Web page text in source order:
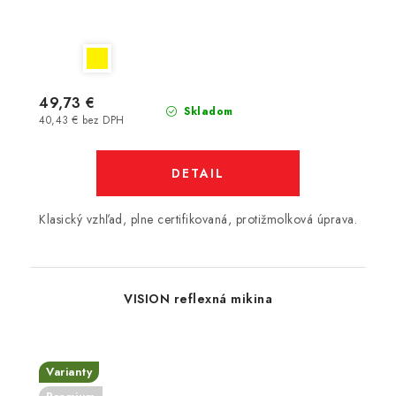
Skladom
40,43 € bez DPH
49,73 €
DETAIL
Klasický vzhľad, plne certifikovaná, protižmolková úprava.
VISION reflexná mikina
Varianty